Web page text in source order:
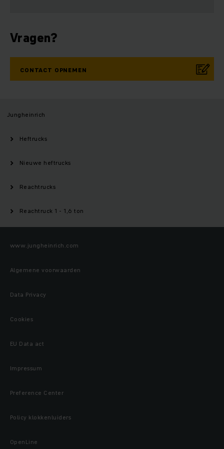
Vragen?
CONTACT OPNEMEN
Jungheinrich
Heftrucks
Nieuwe heftrucks
Reachtrucks
Reachtruck 1 - 1,6 ton
www.jungheinrich.com
Algemene voorwaarden
Data Privacy
Cookies
EU Data act
Impressum
Preference Center
Policy klokkenluiders
OpenLine